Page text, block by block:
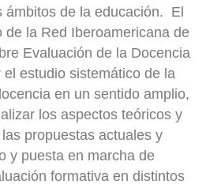
ámbitos de la educación. El
de la Red Iberoamericana de
Evaluación de la Docencia
estudio sistemático de la
en un sentido amplio,
los aspectos teóricos y
propuestas actuales y
y puesta en marcha de
formativa en distintos